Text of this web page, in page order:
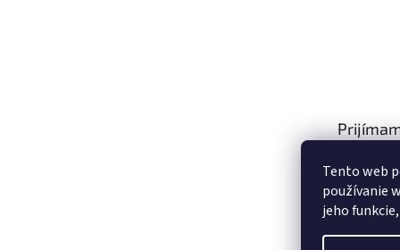
Tento web
používanie
jeho
platby